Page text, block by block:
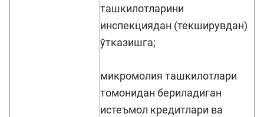
ташкилотларини
инспекциядан (текширувдан)
ўтказишга;
микромолия ташкилотлари
томонидан бериладиган
истеъмол кредитлари ва